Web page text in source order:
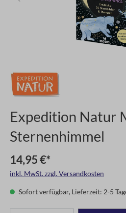
Expedition Natur
Sternenhimmel
14,95 €*
inkl. MwSt. zzgl. Versandkosten
Sofort verfügbar, Lieferzeit: 2-5